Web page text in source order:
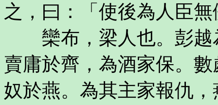
之，曰：「使後為人臣
欒布，梁人也。彭越
賣庸於齊，為酒家保。
奴於燕。為其主家報仇